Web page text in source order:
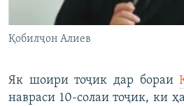
Қобилҷон Алиев
Як шоири тоҷик дар бораи
навраси 10-солаи тоҷик, ки